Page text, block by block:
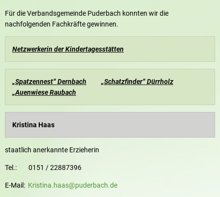
Für die Verbandsgemeinde Puderbach konnten wir die
nachfolgenden Fachkräfte gewinnen.
Netzwerkerin der Kindertagesstätten
„Spatzennest“ Dernbach
„Schatzfinder“ Dürrholz
„Auenwiese Raubach
Kristina Haas
staatlich anerkannte Erzieherin
Tel.: 0151 / 22887396
E-Mail: Kristina.haas@puderbach.de